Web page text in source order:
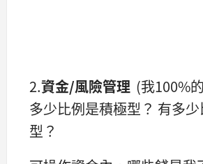
2.資金/風險管理 (我100%
多少比例是積極型？ 有多
型？